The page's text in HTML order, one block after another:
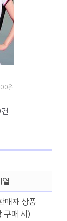
원
열
매자 상품
매 시)